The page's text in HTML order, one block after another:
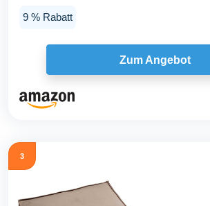
9 % Rabatt
Zum Angebot
3